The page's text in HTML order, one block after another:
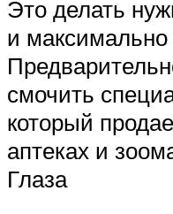
Это делать
и максимально
смочить
который
аптеках и
Глаза